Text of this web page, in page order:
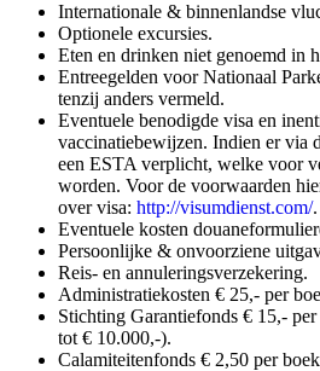
Internationale & binnenlandse
Optionele excursies.
Eten en drinken niet genoemd in
Entreegelden voor Nationaal
tenzij anders vermeld.
Eventuele benodigde visa en
vaccinatiebewijzen. Indien er via
een ESTA verplicht, welke voor
worden. Voor de voorwaarden
over visa: http://visumdienst.com/.
Eventuele kosten
Persoonlijke & onvoorziene
Reis- en annuleringsverzekering.
Administratiekosten € 25,- per
Stichting Garantiefonds € 15,-
tot € 10.000,-).
Calamiteitenfonds € 2,50 per